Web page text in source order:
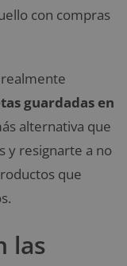
con compras
realmente
guardadas en
alternativa que
y resignarte a no
que
las